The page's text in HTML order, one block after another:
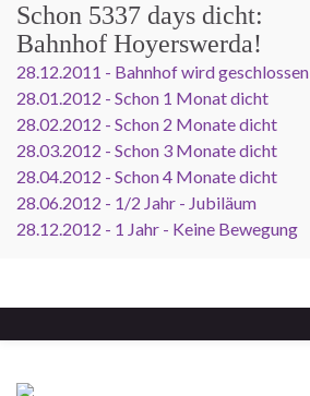
Schon 5337 days dicht:
Bahnhof Hoyerswerda!
28.12.2011 - Bahnhof wird geschlossen
28.01.2012 - Schon 1 Monat dicht
28.02.2012 - Schon 2 Monate dicht
28.03.2012 - Schon 3 Monate dicht
28.04.2012 - Schon 4 Monate dicht
28.06.2012 - 1/2 Jahr - Jubiläum
28.12.2012 - 1 Jahr - Keine Bewegung